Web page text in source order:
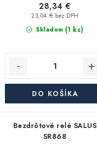
Skladom (1 ks)
23,04 € bez DPH
28,34 €
DO KOŠÍKA
Bezdrôtové relé SALUS
SR868